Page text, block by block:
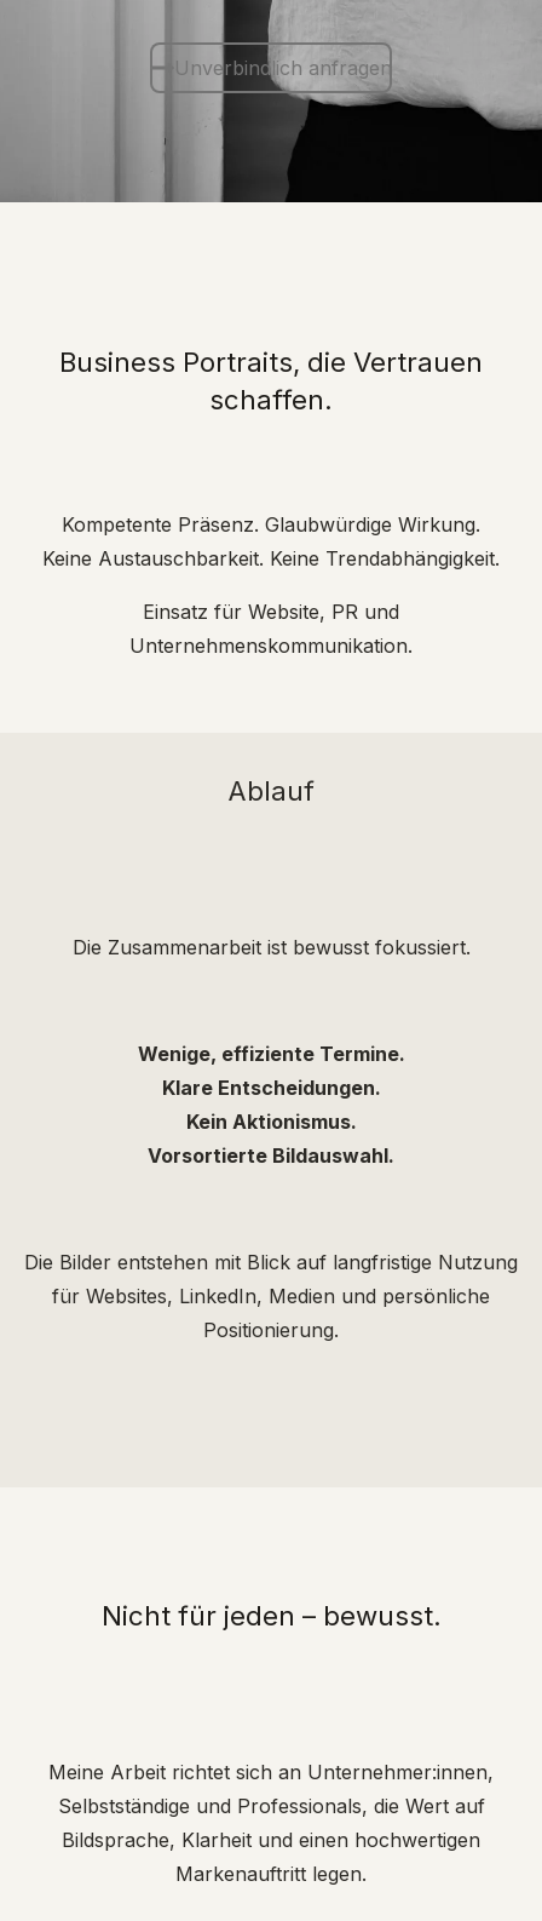
Unverbindlich anfragen
Business Portraits, die Vertrauen
schaffen.
Kompetente Präsenz. Glaubwürdige Wirkung.
Keine Austauschbarkeit. Keine Trendabhängigkeit.
Einsatz für Website, PR und
Unternehmenskommunikation.
Ablauf
Die Zusammenarbeit ist bewusst fokussiert.
Wenige, effiziente Termine.
Klare Entscheidungen.
Kein Aktionismus.
Vorsortierte Bildauswahl.
Die Bilder entstehen mit Blick auf langfristige Nutzung
für Websites, LinkedIn, Medien und persönliche
Positionierung.
Nicht für jeden – bewusst.
Meine Arbeit richtet sich an Unternehmer:innen,
Selbstständige und Professionals, die Wert auf
Bildsprache, Klarheit und einen hochwertigen
Markenauftritt legen.